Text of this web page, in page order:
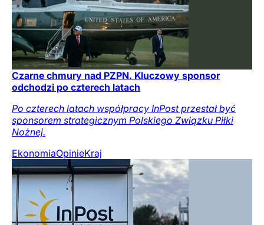
Czarne chmury nad PZPN. Kluczowy sponsor
odchodzi po czterech latach
Po czterech latach współpracy InPost przestał być
sponsorem strategicznym Polskiego Związku Piłki
Nożnej.
EkonomiaOpinieKraj